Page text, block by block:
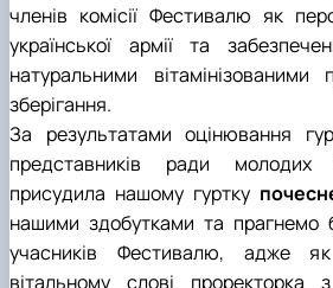
членів комісії Фестивалю як
української армії та
натуральними вітамінізованими
зберігання.
За результатами оцінювання
представників ради молодих
присудила нашому гуртку
нашими здобутками та прагнемо
учасників Фестивалю, адже
вітальному слові проректорка з